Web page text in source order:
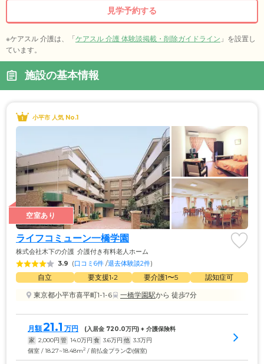
見学予約する
※ケアスル 介護は、「ケアスル 介護 体験談掲載・削除ガイドライン 」を設置し
ています。
施設の基本情報
小平市 人気 No.1
空室あり
ライフコミューン一橋学園
株式会社木下の介護 介護付き有料老人ホーム
3.9 (口コミ6件 /退去体験談2件)
自立 要支援1•2 要介護1〜5
認知症可
東京都小平市喜平町1-1-6
一橋学園駅から 徒歩7分
月額21.1 万円 (入居金 720.0万円) + 介護保険料
家 2,000円 管 14.0万円 食 3.6万円 他 3.3万円
個室 / 18.27~18.48m2 / 前払金プラン②(個室)